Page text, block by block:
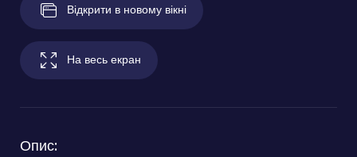
Відкрити в новому вікні
На весь екран
Опис: